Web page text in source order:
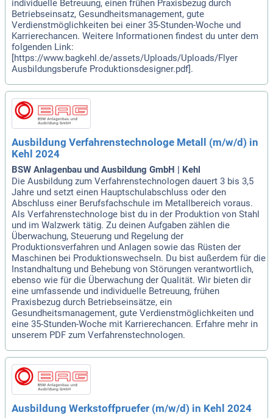
individuelle Betreuung, einen frühen Praxisbezug durch
Betriebseinsatz, Gesundheitsmanagement, gute
Verdienstmöglichkeiten bei einer 35-Stunden-Woche und
Karrierechancen. Weitere Informationen findest du unter dem
folgenden Link:
[https://www.bagkehl.de/assets/Uploads/Uploads/Flyer
Ausbildungsberufe Produktionsdesigner.pdf].
Ausbildung Verfahrenstechnologe Metall (m/w/d) in
Kehl 2024
BSW Anlagenbau und Ausbildung GmbH | Kehl
Die Ausbildung zum Verfahrenstechnologen dauert 3 bis 3,5
Jahre und setzt einen Hauptschulabschluss oder den
Abschluss einer Berufsfachschule im Metallbereich voraus.
Als Verfahrenstechnologe bist du in der Produktion von Stahl
und im Walzwerk tätig. Zu deinen Aufgaben zählen die
Überwachung, Steuerung und Regelung der
Produktionsverfahren und Anlagen sowie das Rüsten der
Maschinen bei Produktionswechseln. Du bist außerdem für die
Instandhaltung und Behebung von Störungen verantwortlich,
ebenso wie für die Überwachung der Qualität. Wir bieten dir
eine umfassende und individuelle Betreuung, frühen
Praxisbezug durch Betriebseinsätze, ein
Gesundheitsmanagement, gute Verdienstmöglichkeiten und
eine 35-Stunden-Woche mit Karrierechancen. Erfahre mehr in
unserem PDF zum Verfahrenstechnologen.
Ausbildung Werkstoffpruefer (m/w/d) in Kehl 2024